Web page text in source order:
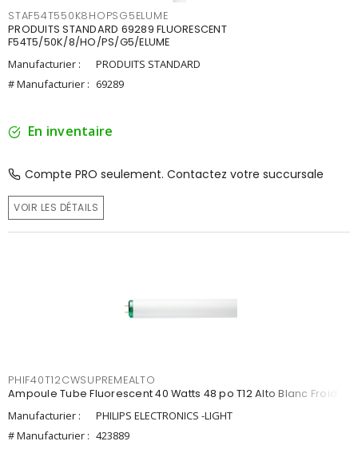
STAF54T550K8HOPSG5ELUME
PRODUITS STANDARD 69289 FLUORESCENT
F54T5/50K/8/HO/PS/G5/ELUME
Manufacturier :
PRODUITS STANDARD
# Manufacturier : 69289
En inventaire
Compte PRO seulement. Contactez votre succursale
VOIR LES DÉTAILS
PHIF40T12CWSUPREMEALTO
Ampoule Tube Fluorescent 40 Watts 48 po T12 Alto Blanc Froid
Manufacturier :
PHILIPS ELECTRONICS -LIGHT
# Manufacturier : 423889